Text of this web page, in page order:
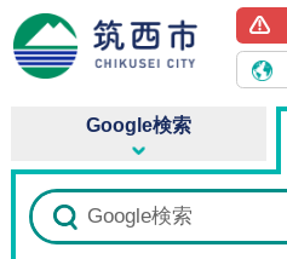
Google検索